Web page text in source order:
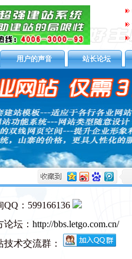
用户的声音 站长论坛
：599166136
坛： http://bbs.letgo.com.cn/
技术交流群：